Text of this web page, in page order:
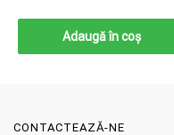
Adaugă în coș
CONTACTEAZĂ-NE